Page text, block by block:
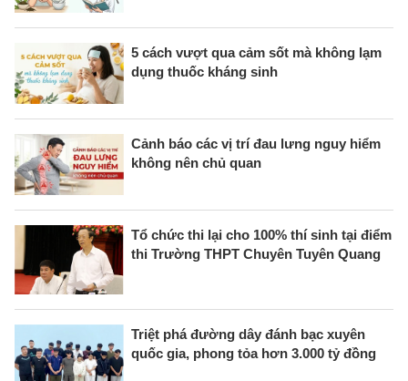
5 cách vượt qua cảm sốt mà không lạm
dụng thuốc kháng sinh
Cảnh báo các vị trí đau lưng nguy hiểm
không nên chủ quan
Tổ chức thi lại cho 100% thí sinh tại điểm
thi Trường THPT Chuyên Tuyên Quang
Triệt phá đường dây đánh bạc xuyên
quốc gia, phong tỏa hơn 3.000 tỷ đồng